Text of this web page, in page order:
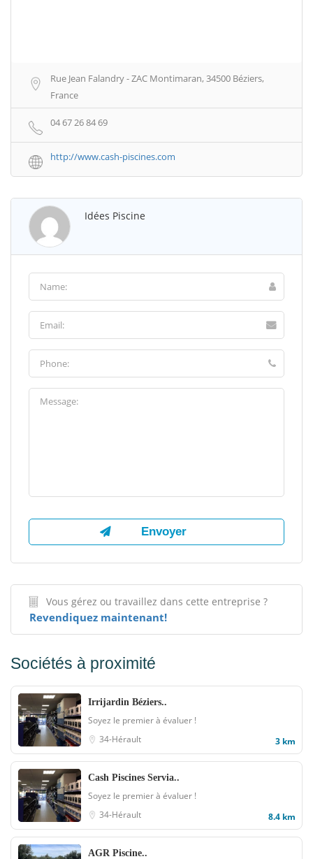
Rue Jean Falandry - ZAC Montimaran, 34500 Béziers,
France
04 67 26 84 69
http://www.cash-piscines.com
Idées Piscine
Vous gérez ou travaillez dans cette entreprise ?
Revendiquez maintenant!
Sociétés à proximité
Irrijardin Béziers..
Soyez le premier à évaluer !
34-Hérault
3 km
Cash Piscines Servia..
Soyez le premier à évaluer !
34-Hérault
8.4 km
AGR Piscine..